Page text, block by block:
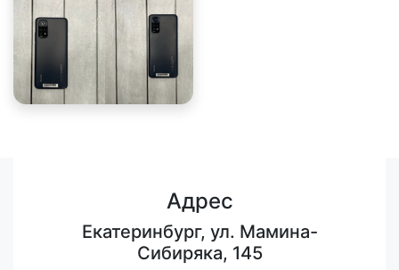
Адрес
Екатеринбург, ул. Мамина-
Сибиряка, 145